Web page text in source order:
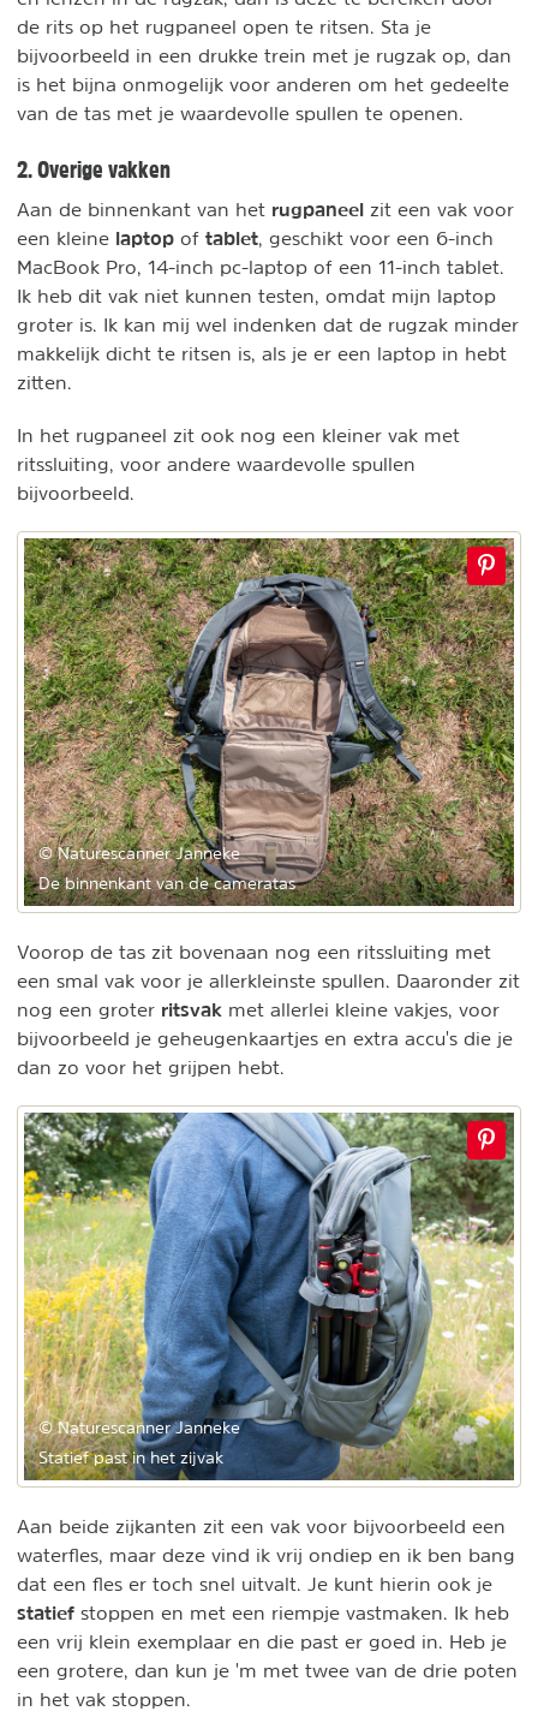
de rits op het rugpaneel open te ritsen. Sta je
bijvoorbeeld in een drukke trein met je rugzak op, dan
is het bijna onmogelijk voor anderen om het gedeelte
van de tas met je waardevolle spullen te openen.
2. Overige vakken
Aan de binnenkant van het rugpaneel zit een vak voor
een kleine laptop of tablet , geschikt voor een 6-inch
MacBook Pro, 14-inch pc-laptop of een 11-inch tablet.
Ik heb dit vak niet kunnen testen, omdat mijn laptop
groter is. Ik kan mij wel indenken dat de rugzak minder
makkelijk dicht te ritsen is, als je er een laptop in hebt
zitten.
In het rugpaneel zit ook nog een kleiner vak met
ritssluiting, voor andere waardevolle spullen
bijvoorbeeld.
© Naturescanner Janneke
De binnenkant van de cameratas
Voorop de tas zit bovenaan nog een ritssluiting met
een smal vak voor je allerkleinste spullen. Daaronder zit
nog een groter ritsvak met allerlei kleine vakjes, voor
bijvoorbeeld je geheugenkaartjes en extra accu's die je
dan zo voor het grijpen hebt.
© Naturescanner Janneke
Statief past in het zijvak
Aan beide zijkanten zit een vak voor bijvoorbeeld een
waterfles, maar deze vind ik vrij ondiep en ik ben bang
dat een fles er toch snel uitvalt. Je kunt hierin ook je
statief stoppen en met een riempje vastmaken. Ik heb
een vrij klein exemplaar en die past er goed in. Heb je
een grotere, dan kun je 'm met twee van de drie poten
in het vak stoppen.